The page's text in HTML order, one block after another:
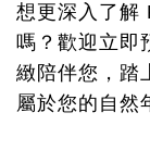
想更深入了解
嗎？歡迎立即
緻陪伴您，踏
屬於您的自然